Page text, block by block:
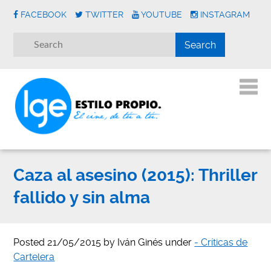
FACEBOOK TWITTER YOUTUBE INSTAGRAM
Caza al asesino (2015): Thriller
fallido y sin alma
Posted21/05/2015 by Iván Ginés under - Críticas de
Cartelera